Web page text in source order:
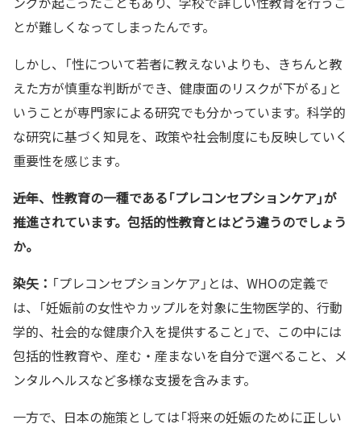
とが難しくなってしまったんです。
しかし、「性について若者に教えないよりも、きちんと教
えた方が慎重な判断ができ、健康面のリスクが下がる」と
いうことが専門家による研究でも分かっています。科学的
な研究に基づく知見を、政策や社会制度にも反映していく
重要性を感じます。
――近年、性教育の一種である「プレコンセプションケア」が
推進されています。包括的性教育とはどう違うのでしょう
か。
染矢： 「プレコンセプションケア」とは、WHOの定義で
は、「妊娠前の女性やカップルを対象に生物医学的、行動
学的、社会的な健康介入を提供すること」で、この中には
包括的性教育や、産む・産まないを自分で選べること、メ
ンタルヘルスなど多様な支援を含みます。
一方で、日本の施策としては「将来の妊娠のために正しい